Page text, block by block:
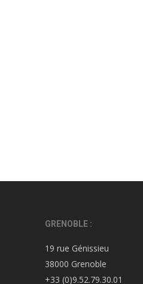
GRENOBLE :
19 rue Génissieu
38000 Grenoble
+33 (0)9.52.79.30.01